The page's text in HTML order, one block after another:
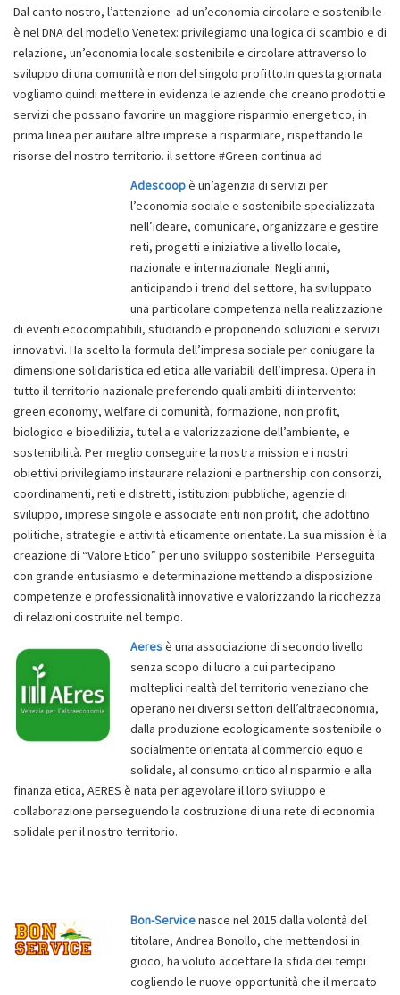
Dal canto nostro, l’attenzione ad un’economia circolare e sostenibile
è nel DNA del modello Venetex: privilegiamo una logica di scambio e di
relazione, un’economia locale sostenibile e circolare attraverso lo
sviluppo di una comunità e non del singolo profitto.In questa giornata
vogliamo quindi mettere in evidenza le aziende che creano prodotti e
servizi che possano favorire un maggiore risparmio energetico, in
prima linea per aiutare altre imprese a risparmiare, rispettando le
risorse del nostro territorio. il settore #Green continua ad
Adescoopè un’agenzia di servizi per
l’economia sociale e sostenibile specializzata
nell’ideare, comunicare, organizzare e gestire
reti, progetti e iniziative a livello locale,
nazionale e internazionale. Negli anni,
anticipando i trend del settore, ha sviluppato
una particolare competenza nella realizzazione
di eventi ecocompatibili, studiando e proponendo soluzioni e servizi
innovativi. Ha scelto la formula dell’impresa sociale per coniugare la
dimensione solidaristica ed etica alle variabili dell’impresa. Opera in
tutto il territorio nazionale preferendo quali ambiti di intervento:
green economy, welfare di comunità, formazione, non profit,
biologico e bioedilizia, tutel a e valorizzazione dell’ambiente, e
sostenibilità. Per meglio conseguire la nostra mission e i nostri
obiettivi privilegiamo instaurare relazioni e partnership con consorzi,
coordinamenti, reti e distretti, istituzioni pubbliche, agenzie di
sviluppo, imprese singole e associate enti non profit, che adottino
politiche, strategie e attività eticamente orientate. La sua mission è la
creazione di “Valore Etico” per uno sviluppo sostenibile. Perseguita
con grande entusiasmo e determinazione mettendo a disposizione
competenze e professionalità innovative e valorizzando la ricchezza
di relazioni costruite nel tempo.
Aeresè una associazione di secondo livello
senza scopo di lucro a cui partecipano
molteplici realtà del territorio veneziano che
operano nei diversi settori dell’altraeconomia,
dalla produzione ecologicamente sostenibile o
socialmente orientata al commercio equo e
solidale, al consumo critico al risparmio e alla
finanza etica, AERES è nata per agevolare il loro sviluppo e
collaborazione perseguendo la costruzione di una rete di economia
solidale per il nostro territorio.
Bon-Servicenasce nel 2015 dalla volontà del
titolare, Andrea Bonollo, che mettendosi in
gioco, ha voluto accettare la sfida dei tempi
cogliendo le nuove opportunità che il mercato